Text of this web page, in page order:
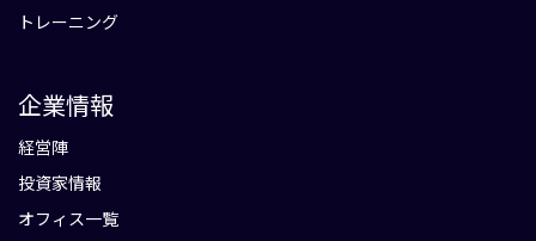
トレーニング
企業情報
経営陣
投資家情報
オフィス一覧